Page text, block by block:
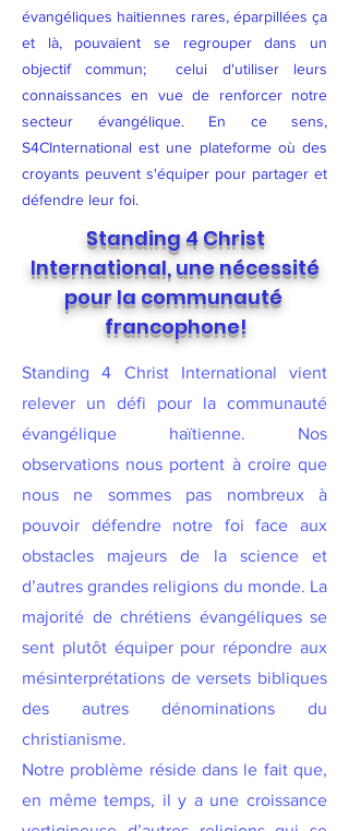
évangéliques haitiennes rares, éparpillées ça
et là, pouvaient se regrouper dans un
objectif commun; celui d'utiliser leurs
connaissances en vue de renforcer notre
secteur évangélique. En ce sens,
S4CInternational est une plateforme où des
croyants peuvent s'équiper pour partager et
défendre leur foi.
Standing 4 Christ
International, une nécessité
pour la communauté ​
francophone!
​Standing 4 Christ International vient
relever un défi pour la communauté
évangélique haïtienne. Nos
observations nous portent à croire que
nous ne sommes pas nombreux à
pouvoir défendre notre foi face aux
obstacles majeurs de la science et
d’autres grandes religions du monde. La
majorité de chrétiens évangéliques se
sent plutôt équiper pour répondre aux
mésinterprétations de versets bibliques
des autres dénominations du
christianisme.
Notre problème réside dans le fait que,
en même temps, il y a une croissance